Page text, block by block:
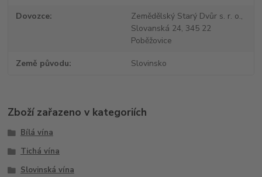
Dovozce
Zemědělský Starý Dvůr s. r. o.,
Slovanská 24, 345 22
Poběžovice
Země původu Slovinsko
Zboží zařazeno v kategoriích
Bílá vína
Tichá vína
Slovinská vína